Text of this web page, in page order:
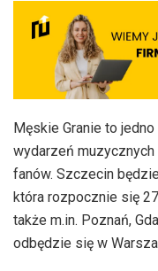
Męskie Granie to
wydarzeń
fanów. Szczecin
która rozpocznie się
także m.in. Poznań,
odbędzie się w